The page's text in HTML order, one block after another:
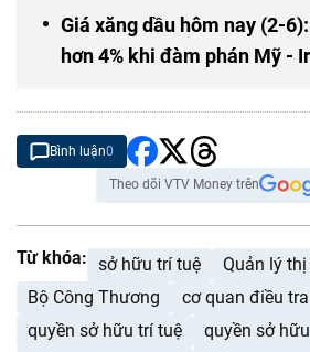
Giá xăng dầu hôm nay (2-
hơn 4% khi đàm phán Mỹ -
Bình luận0
Theo dõi VTV Money trên
Từ khóa: sở hữu trí tuệ
Quản lý
Bộ Công Thương
cơ quan điều tra
quyền sở hữu trí tuệ
quyền sở hữu